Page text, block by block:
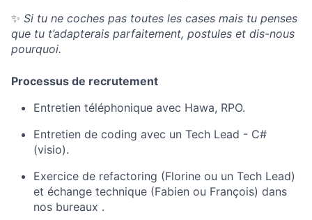
✨ Si tu ne coches pas toutes les cases mais tu penses
que tu t’adapterais parfaitement, postules et dis-nous
pourquoi.
Processus de recrutement
Entretien téléphonique avec Hawa, RPO.
Entretien de coding avec un Tech Lead - C#
(visio).
Exercice de refactoring (Florine ou un Tech Lead)
et échange technique (Fabien ou François) dans
nos bureaux .